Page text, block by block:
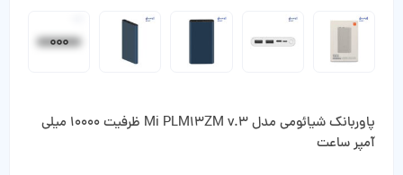
پاوربانک شیائومی مدل Mi PLM13ZM v.3 ظرفیت 10000 میلی
آمپر ساعت